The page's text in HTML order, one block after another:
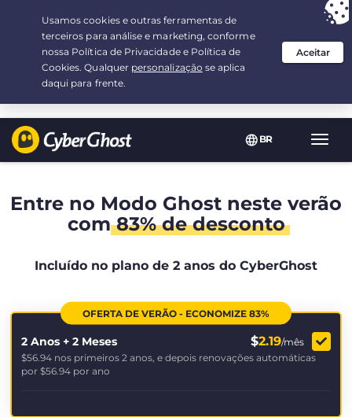
BR
Sua escolha: a melhor ofertapor 2.1666666666667-ano(s) a $
/mês
Entre no Modo Ghost neste verão
com83% de desconto
Incluído no plano de 2 anos do CyberGhost
OFERTA DE VERÃO - ECONOMIZE 83%
2 Anos + 2 Meses $2.19/mês
$56.94 nos primeiros 2 anos, e depois renovações automáticas
por $56.94 por ano